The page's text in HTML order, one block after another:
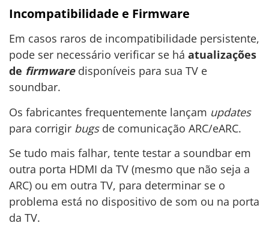
Incompatibilidade e Firmware
Em casos raros de incompatibilidade persistente,
pode ser necessário verificar se há atualizações
de firmwaredisponíveis para sua TV e
soundbar.
Os fabricantes frequentemente lançam updates
para corrigir bugsde comunicação ARC/eARC.
Se tudo mais falhar, tente testar a soundbar em
outra porta HDMI da TV (mesmo que não seja a
ARC) ou em outra TV, para determinar se o
problema está no dispositivo de som ou na porta
da TV.